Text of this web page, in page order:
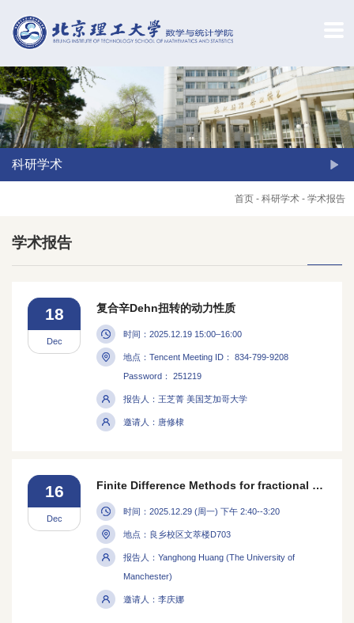
科研学术
首页 - 科研学术 - 学术报告
学术报告
18
Dec
复合辛Dehn扭转的动力性质
时间：2025.12.19 15:00–16:00
地点：Tencent Meeting ID： 834-799-9208
Password： 251219
报告人：王芝菁 美国芝加哥大学
邀请人：唐修棣
16
Dec
Finite Difference Methods for fractional Laplacian of radial functions
时间：2025.12.29 (周一) 下午 2:40--3:20
地点：良乡校区文萃楼D703
报告人：Yanghong Huang (The University of
Manchester)
邀请人：李庆娜